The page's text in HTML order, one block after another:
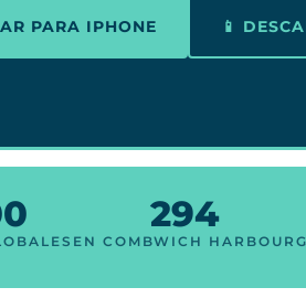
PARA IPHONE 📱
294
EN COMBWICH HARBOUR